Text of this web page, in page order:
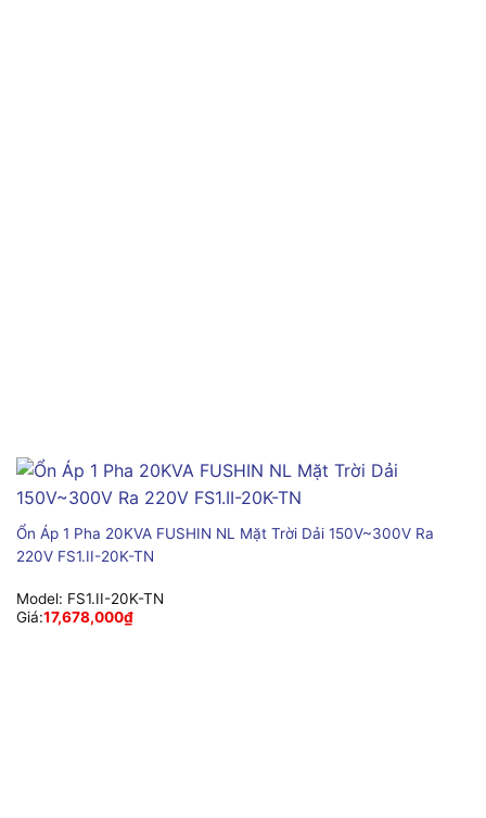
Ổn Áp 1 Pha 20KVA FUSHIN NL Mặt Trời Dải 150V~300V Ra
220V FS1.II-20K-TN
Model: FS1.II-20K-TN
Giá:17,678,000₫